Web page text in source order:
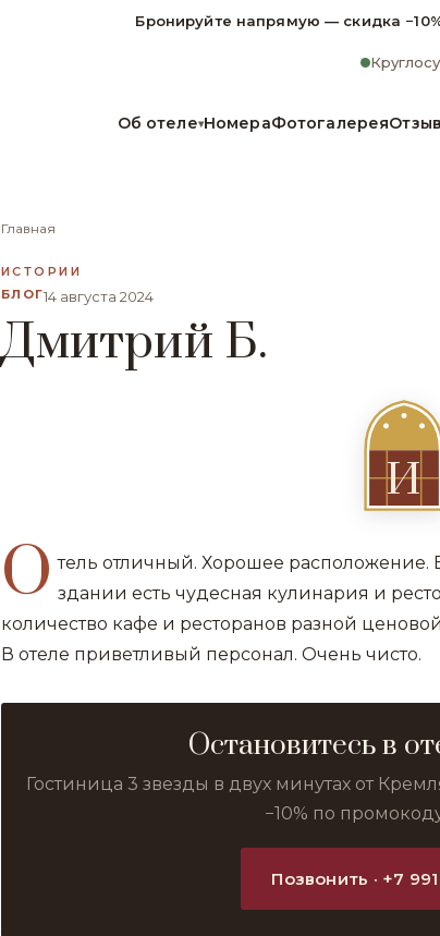
Бронируйте напрямую — скидка
Об отеле▾НомераФотогалерея
Главная
ИСТОРИИ
БЛОГ14 августа 2024
Дмитрий Б.
И
О тель отличный. Хорошее расположение.
здании есть чудесная кулинария и
количество кафе и ресторанов разной
В отеле приветливый персонал. Очень чисто.
Остановитесь в
Гостиница 3 звезды в двух минутах от
−10% по
Позвонить · +7